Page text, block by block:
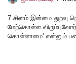
7.சினம் இன்மை துறவு
மேற்கொள்ள
கொள்ளாமை’ என்னும்